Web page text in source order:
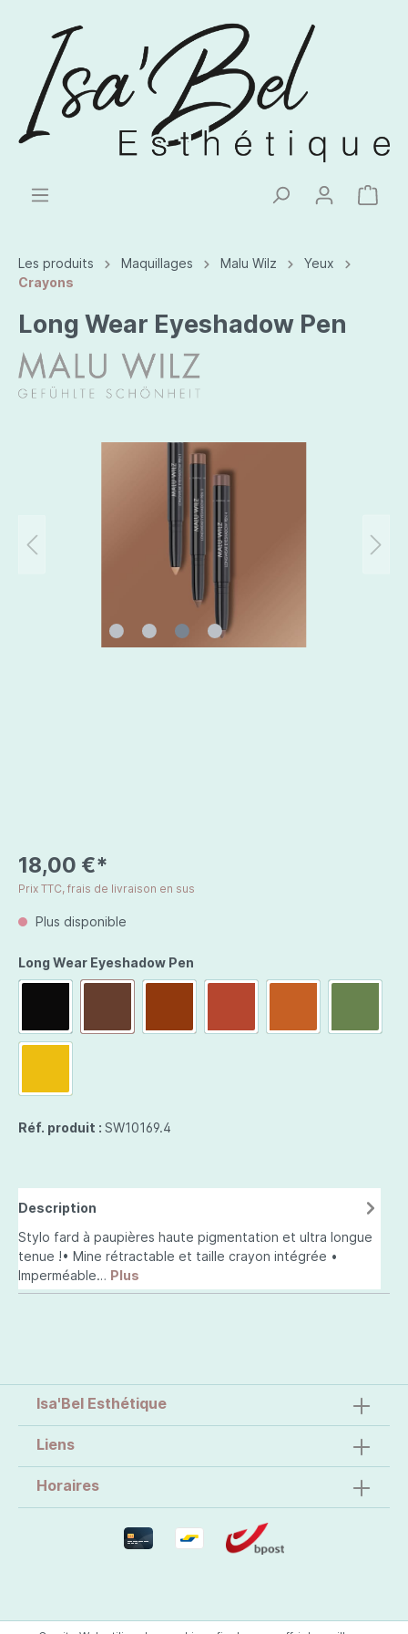
Les produits Maquillages Malu Wilz
Yeux
Crayons
Long Wear Eyeshadow Pen
18,00 €*
Prix TTC, frais de livraison en sus
Plus disponible
Long Wear Eyeshadow Pen
Réf. produit : SW10169.4
Description
Stylo fard à paupières haute pigmentation et ultra longue
tenue !• Mine rétractable et taille crayon intégrée •
Imperméable… Plus
Isa'Bel Esthétique
Liens
Horaires